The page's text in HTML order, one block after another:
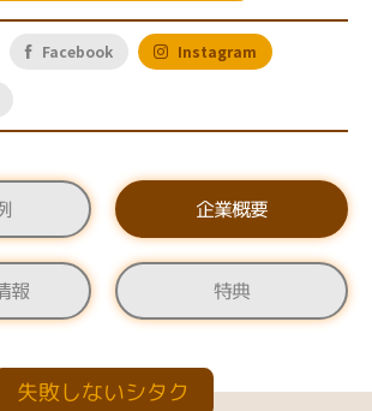
Facebook Instagram
企業概要
報 特典
失敗しないシタク